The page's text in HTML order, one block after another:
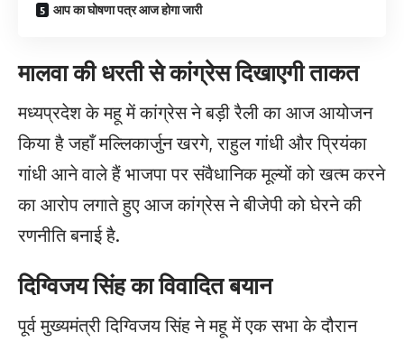
आप का घोषणा पत्र आज होगा जारी
मालवा की धरती से कांग्रेस दिखाएगी ताकत
मध्यप्रदेश के महू में कांग्रेस ने बड़ी रैली का आज आयोजन
किया है जहाँ मल्लिकार्जुन खरगे, राहुल गांधी और प्रियंका
गांधी आने वाले हैं भाजपा पर संवैधानिक मूल्यों को खत्म करने
का आरोप लगाते हुए आज कांग्रेस ने बीजेपी को घेरने की
रणनीति बनाई है.
दिग्विजय सिंह का विवादित बयान
पूर्व मुख्यमंत्री दिग्विजय सिंह ने महू में एक सभा के दौरान